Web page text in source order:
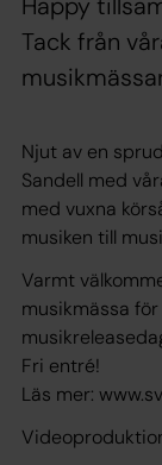
Tack från
Njut av en
Sandell med
med vuxna
musiken till
Varmt
musikmässa
Fri entré!
Läs mer: